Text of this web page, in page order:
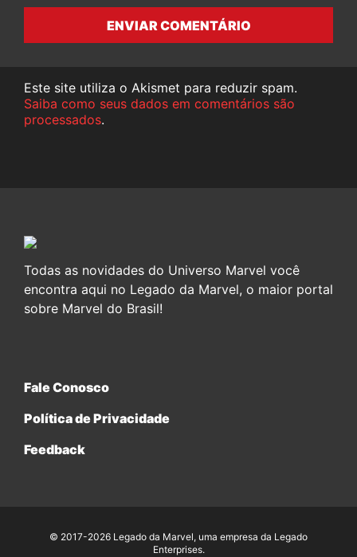
ENVIAR COMENTÁRIO
Este site utiliza o Akismet para reduzir spam.
Saiba como seus dados em comentários são
processados.
Todas as novidades do Universo Marvel você
encontra aqui no Legado da Marvel, o maior portal
sobre Marvel do Brasil!
Fale Conosco
Política de Privacidade
Feedback
© 2017-2026 Legado da Marvel, uma empresa da Legado
Enterprises.